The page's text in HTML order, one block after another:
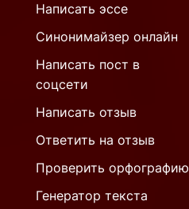
Написать эссе
Синонимайзер онлайн
Написать пост в
соцсети
Написать отзыв
Ответить на отзыв
Проверить орфографию
Генератор текста